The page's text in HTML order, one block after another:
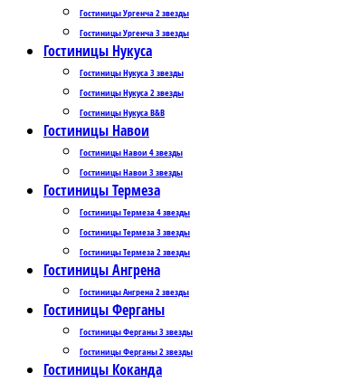
Гостиницы Ургенча 2 звезды
Гостиницы Ургенча 3 звезды
Гостиницы Нукуса
Гостиницы Нукуса 3 звезды
Гостиницы Нукуса 2 звезды
Гостиницы Нукуса B&B
Гостиницы Навои
Гостиницы Навои 4 звезды
Гостиницы Навои 3 звезды
Гостиницы Термеза
Гостиницы Термеза 4 звезды
Гостиницы Термеза 3 звезды
Гостиницы Термеза 2 звезды
Гостиницы Ангрена
Гостиницы Ангрена 2 звезды
Гостиницы Ферганы
Гостиницы Ферганы 3 звезды
Гостиницы Ферганы 2 звезды
Гостиницы Коканда